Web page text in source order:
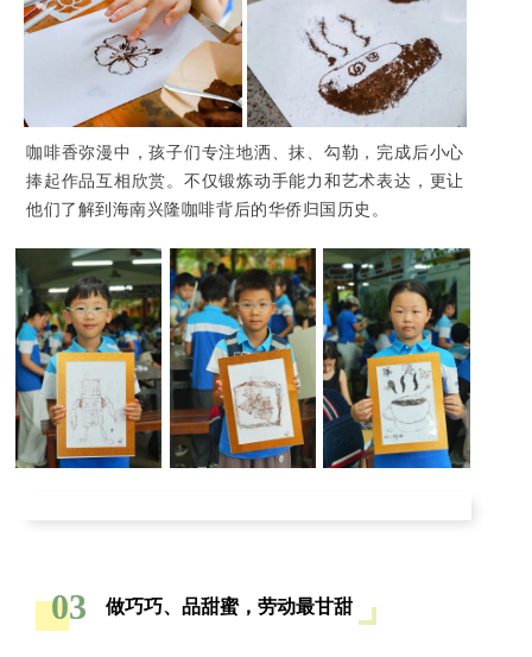
咖啡香弥漫中，孩子们专注地洒、抹、勾勒，完成后小心
捧起作品互相欣赏。不仅锻炼动手能力和艺术表达，更让
他们了解到海南兴隆咖啡背后的华侨归国历史。
03 做巧巧、品甜蜜，劳动最甘甜